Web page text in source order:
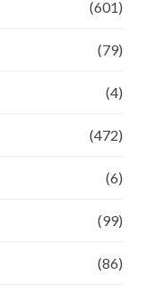
(601)
(79)
(4)
(472)
(6)
(99)
(86)